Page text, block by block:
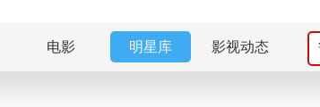
电影 明星库 影视动态